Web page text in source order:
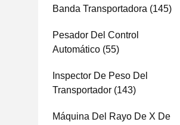
Banda Transportadora (145)
Pesador Del Control
Automático (55)
Inspector De Peso Del
Transportador (143)
Máquina Del Rayo De X De